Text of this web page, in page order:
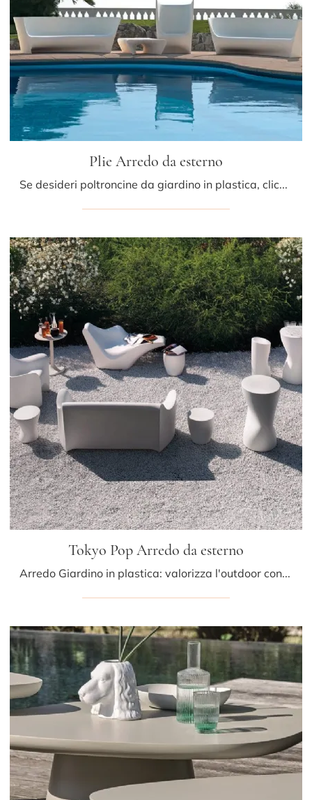
Plie Arredo da esterno
Se desideri poltroncine da giardino in plastica, clicca e scopri di più sul modello Plie Arredo da esterno della marca Driade.
Tokyo Pop Arredo da esterno
Arredo Giardino in plastica: valorizza l'outdoor con svariate offerte di divani da giardino del brand Driade.